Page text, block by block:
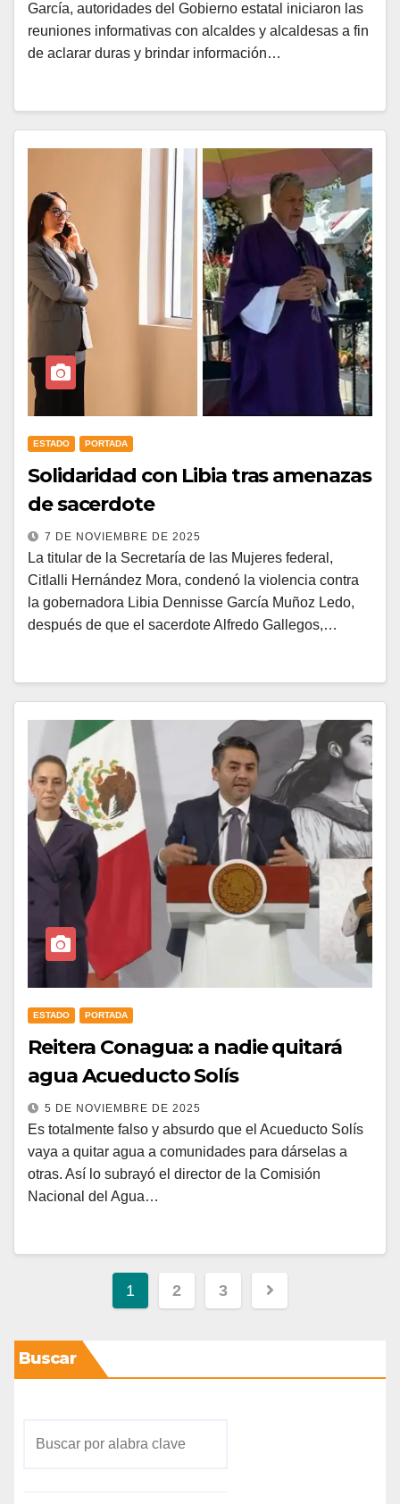
García, autoridades del Gobierno estatal iniciaron las
reuniones informativas con alcaldes y alcaldesas a fin
de aclarar duras y brindar información…
ESTADO PORTADA
Solidaridad con Libia tras amenazas
de sacerdote
7 DE NOVIEMBRE DE 2025
La titular de la Secretaría de las Mujeres federal,
Citlalli Hernández Mora, condenó la violencia contra
la gobernadora Libia Dennisse García Muñoz Ledo,
después de que el sacerdote Alfredo Gallegos,…
ESTADO PORTADA
Reitera Conagua: a nadie quitará
agua Acueducto Solís
5 DE NOVIEMBRE DE 2025
Es totalmente falso y absurdo que el Acueducto Solís
vaya a quitar agua a comunidades para dárselas a
otras. Así lo subrayó el director de la Comisión
Nacional del Agua…
1 2 3
Buscar